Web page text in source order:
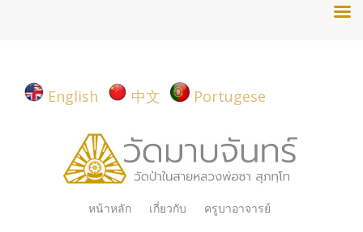
English 中文 Portugese
Skip
หน้าหลัก เกี่ยวกับ ครูบาอาจารย์